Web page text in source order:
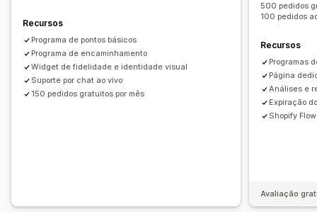
Vantagens para membros
Recompensas personalizadas
Gerenciamento de descontos
Importação e exportação
Campanhas
Acionadores e regras
Agrupamento de descontos
Automações
Segmentação
Marcação com tag Acompanhamento
Análises
Recursos
Programa de pontos básicos
Programa de encaminhamento
Widget de fidelidade e identidade visual
Suporte por chat ao vivo
150 pedidos gratuitos por mês
500 pedidos
100 pedidos
Recursos
Programas
Página
Análises e
Expiração
Shopify
Avaliação